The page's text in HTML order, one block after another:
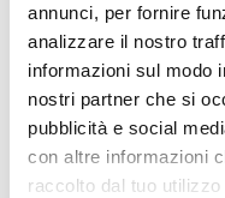
annunci, per fornire
analizzare il nostro
informazioni sul modo
nostri partner che si
pubblicità e social
con altre informazioni
raccolto dal tuo
Versate 2
imbiondire lo
Aggiungete la
pepe, basilico e
minuti.
Mettete gli altri
padella e fate
tagliate a